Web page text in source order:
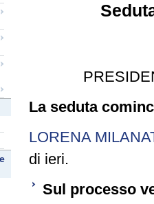
La seduta
LORENA
di ieri.
Sul processo